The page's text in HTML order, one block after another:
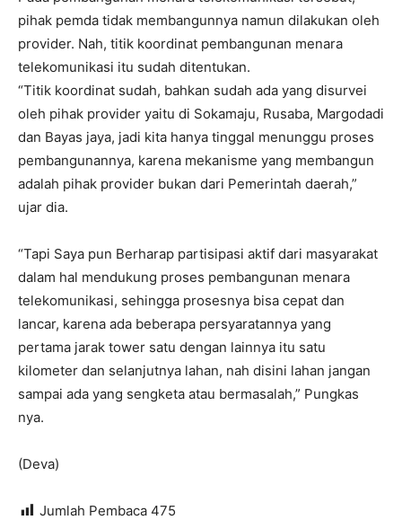
pihak pemda tidak membangunnya namun dilakukan oleh
provider. Nah, titik koordinat pembangunan menara
telekomunikasi itu sudah ditentukan.
“Titik koordinat sudah, bahkan sudah ada yang disurvei
oleh pihak provider yaitu di Sokamaju, Rusaba, Margodadi
dan Bayas jaya, jadi kita hanya tinggal menunggu proses
pembangunannya, karena mekanisme yang membangun
adalah pihak provider bukan dari Pemerintah daerah,”
ujar dia.
“Tapi Saya pun Berharap partisipasi aktif dari masyarakat
dalam hal mendukung proses pembangunan menara
telekomunikasi, sehingga prosesnya bisa cepat dan
lancar, karena ada beberapa persyaratannya yang
pertama jarak tower satu dengan lainnya itu satu
kilometer dan selanjutnya lahan, nah disini lahan jangan
sampai ada yang sengketa atau bermasalah,” Pungkas
nya.
(Deva)
Jumlah Pembaca 475